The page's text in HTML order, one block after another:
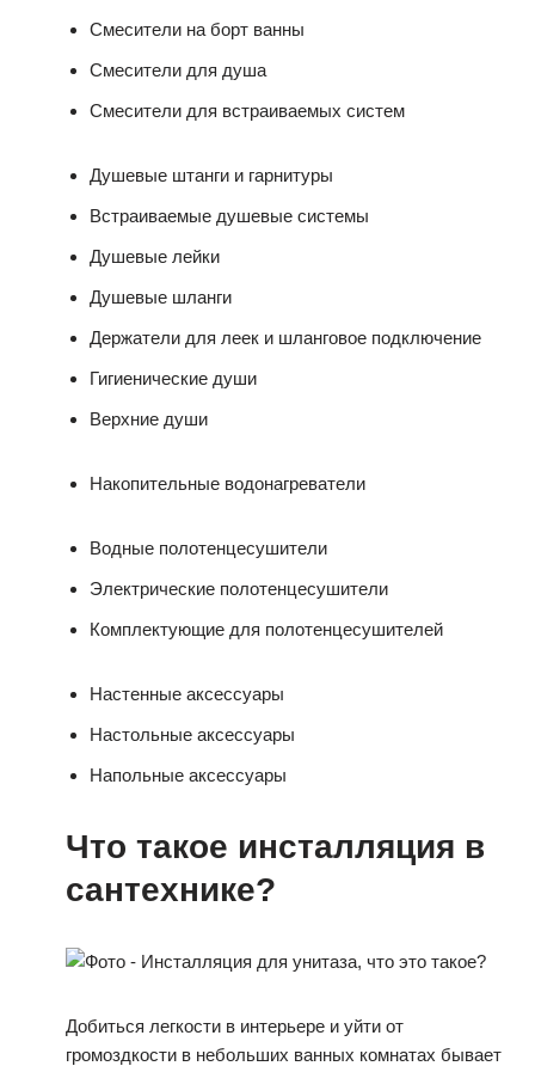
Смесители на борт ванны
Смесители для душа
Смесители для встраиваемых систем
Душевые штанги и гарнитуры
Встраиваемые душевые системы
Душевые лейки
Душевые шланги
Держатели для леек и шланговое подключение
Гигиенические души
Верхние души
Накопительные водонагреватели
Водные полотенцесушители
Электрические полотенцесушители
Комплектующие для полотенцесушителей
Настенные аксессуары
Настольные аксессуары
Напольные аксессуары
Что такое инсталляция в
сантехнике?
Добиться легкости в интерьере и уйти от
громоздкости в небольших ванных комнатах бывает